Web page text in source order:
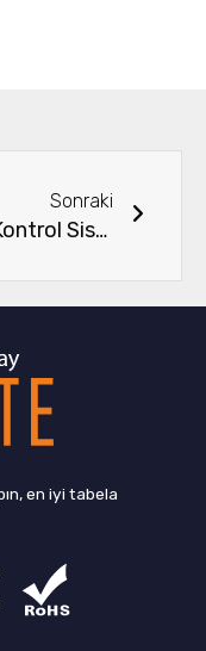
Sonraki
DMX Kontrol Sistemi ile SPI LED Şerit Nasıl Kontrol Edilir
en iyi tabela